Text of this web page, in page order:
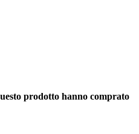
prodotto hanno comprato